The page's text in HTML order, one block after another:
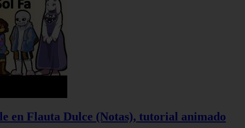
en Flauta Dulce (Notas), tutorial animado